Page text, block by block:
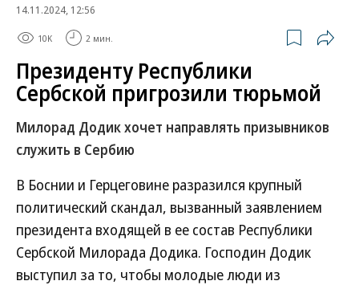
14.11.2024, 12:56
10K 2 мин.
Президенту Республики
Сербской пригрозили тюрьмой
Милорад Додик хочет направлять призывников
служить в Сербию
В Боснии и Герцеговине разразился крупный
политический скандал, вызванный заявлением
президента входящей в ее состав Республики
Сербской Милорада Додика. Господин Додик
выступил за то, чтобы молодые люди из